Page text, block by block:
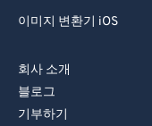
이미지 변환기 iOS
회사 소개
블로그
기부하기